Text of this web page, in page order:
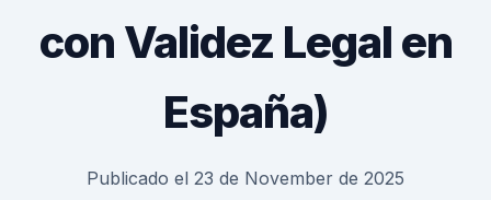
con Validez Legal en
España)
Publicado el 23 de November de 2025